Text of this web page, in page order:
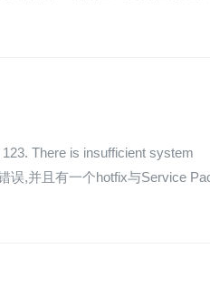
There is insufficient system
误,并且有一个hotfix与Service